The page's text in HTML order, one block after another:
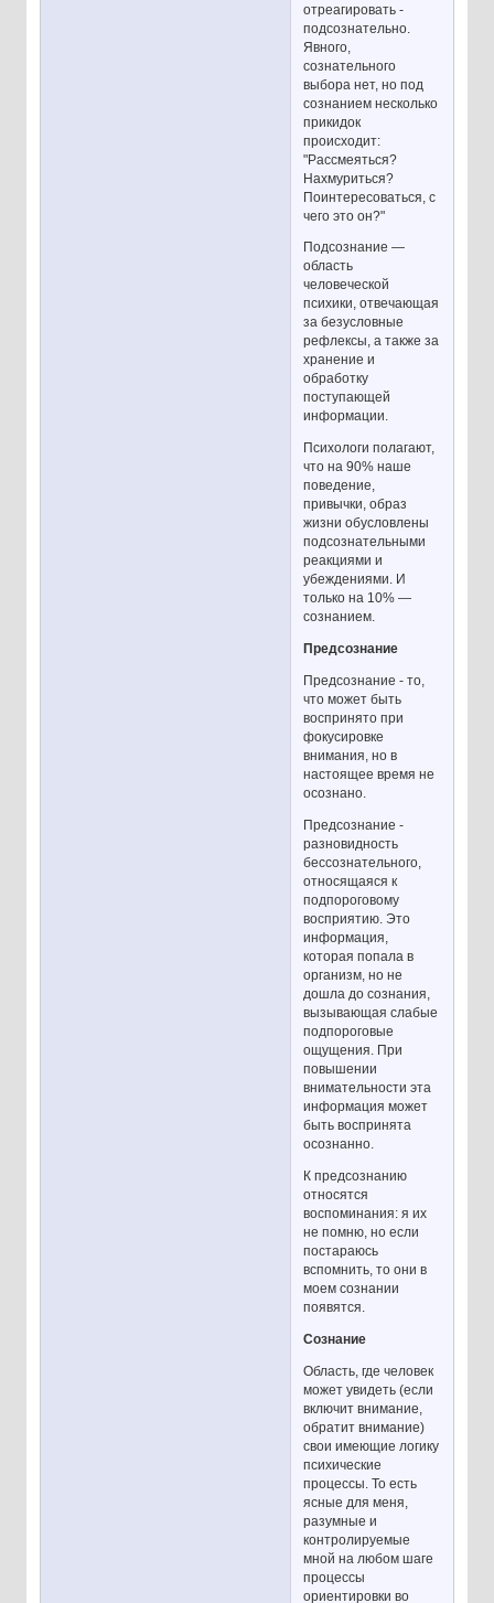
отреагировать -
подсознательно.
Явного,
сознательного
выбора нет, но под
сознанием несколько
прикидок
происходит:
"Рассмеяться?
Нахмуриться?
Поинтересоваться, с
чего это он?"
Подсознание —
область
человеческой
психики, отвечающая
за безусловные
рефлексы, а также за
хранение и
обработку
поступающей
информации.
Психологи полагают,
что на 90% наше
поведение,
привычки, образ
жизни обусловлены
подсознательными
реакциями и
убеждениями. И
только на 10% —
сознанием.
Предсознание
Предсознание - то,
что может быть
воспринято при
фокусировке
внимания, но в
настоящее время не
осознано.
Предсознание -
разновидность
бессознательного,
относящаяся к
подпороговому
восприятию. Это
информация,
которая попала в
организм, но не
дошла до сознания,
вызывающая слабые
подпороговые
ощущения. При
повышении
внимательности эта
информация может
быть воспринята
осознанно.
К предсознанию
относятся
воспоминания: я их
не помню, но если
постараюсь
вспомнить, то они в
моем сознании
появятся.
Сознание
Область, где человек
может увидеть (если
включит внимание,
обратит внимание)
свои имеющие логику
психические
процессы. То есть
ясные для меня,
разумные и
контролируемые
мной на любом шаге
процессы
ориентировки во